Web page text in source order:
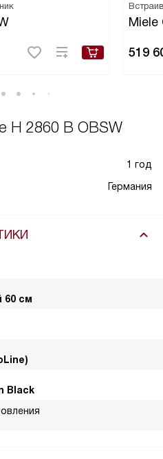
Miele
519
H 2860 B OBSW
1 год
Германия
60 см
Black